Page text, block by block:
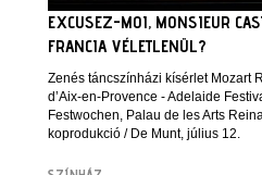
EXCUSEZ-MOI, MONSIEUR
FRANCIA VÉLETLENÜL?
Zenés táncszínházi kísérlet Mozart
d’Aix-en-Provence - Adelaide
Festwochen, Palau de les Arts
koprodukció / De Munt, július 12.